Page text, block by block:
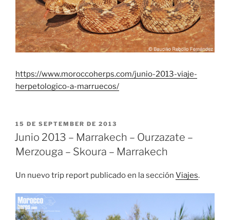
https://www.moroccoherps.com/junio-2013-viaje-
herpetologico-a-marruecos/
PUBLICADO
EL
15 DE SEPTEMBER DE 2013
Junio 2013 – Marrakech – Ourzazate –
Merzouga – Skoura – Marrakech
Un nuevo trip report publicado en la sección Viajes.